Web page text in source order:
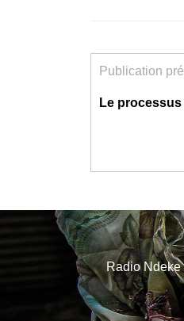
Publication
Le
Radio